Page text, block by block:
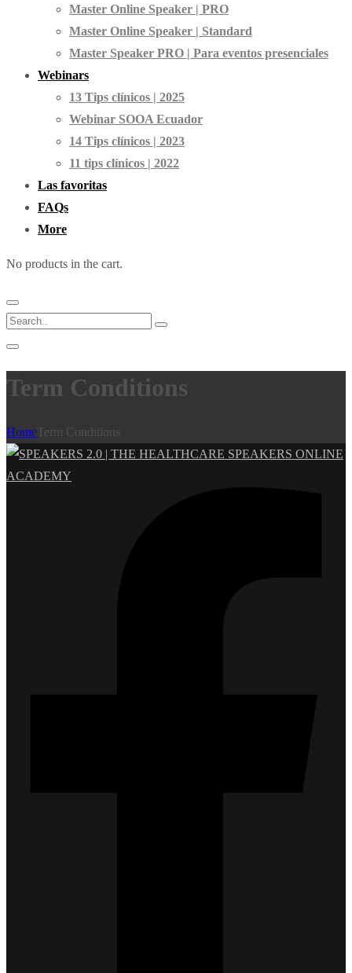
Master Online Speaker | PRO
Master Online Speaker | Standard
Master Speaker PRO | Para eventos presenciales
Webinars
13 Tips clínicos | 2025
Webinar SOOA Ecuador
14 Tips clínicos | 2023
11 tips clínicos | 2022
Las favoritas
FAQs
More
No products in the cart.
Term Conditions
Home Term Conditions